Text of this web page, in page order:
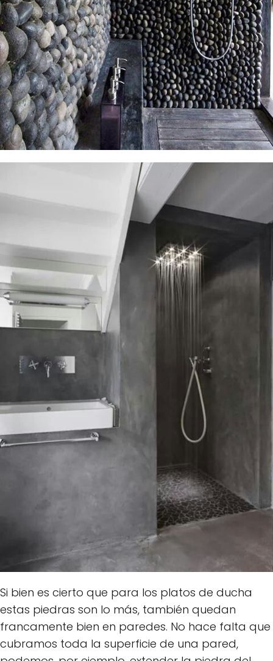
Si bien es cierto que para los platos de ducha
estas piedras son lo más, también quedan
francamente bien en paredes. No hace falta que
cubramos toda la superficie de una pared,